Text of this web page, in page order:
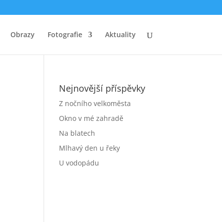
Obrazy Fotografie Aktuality
Nejnovější příspěvky
Z nočního velkoměsta
Okno v mé zahradě
Na blatech
Mlhavý den u řeky
U vodopádu